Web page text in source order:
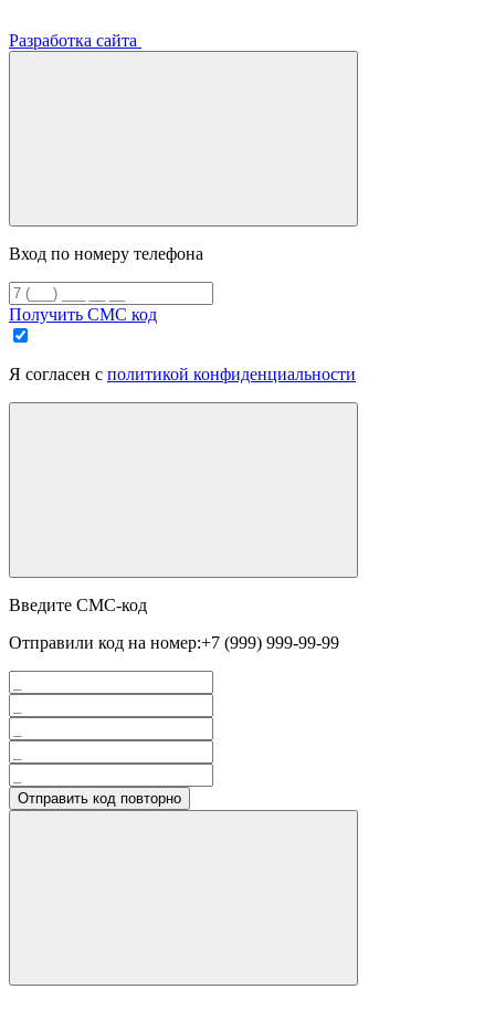
Разработка сайта
Вход по номеру телефона
Получить СМС код
Я согласен с политикой конфиденциальности
Введите СМС-код
Отправили код на номер:+7 (999) 999-99-99
Отправить код повторно